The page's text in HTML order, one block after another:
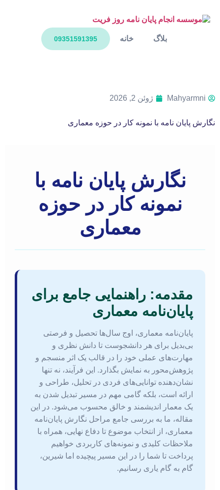
خانه بلاگ 09351591395
Mahyarmni ژوئن 2, 2026
نگارش پایان نامه با نمونه کار در حوزه معماری
نگارش پایان نامه با
نمونه کار در حوزه
معماری
مقدمه: راهنمایی جامع برای
پایان‌نامه معماری
پایان‌نامه معماری، اوج سال‌ها تحصیل و فرصتی
بی‌بدیل برای هر دانشجوست تا دانش نظری و
مهارت‌های عملی خود را در قالب یک اثر منسجم و
پژوهش‌محور به نمایش بگذارد. این فرآیند، نه تنها
نشان‌دهنده توانایی‌های فردی در تحلیل، طراحی و
ارائه است، بلکه گامی مهم در مسیر تبدیل شدن به
یک معمار اندیشمند و خالق محسوب می‌شود. در این
مقاله، ما به بررسی جامع مراحل نگارش پایان‌نامه
معماری، از انتخاب موضوع تا دفاع نهایی، همراه با
ملاحظات کلیدی و نمونه‌های کاربردی خواهیم
پرداخت تا شما را در این مسیر پیچیده اما شیرین،
گام به گام یاری رسانیم.